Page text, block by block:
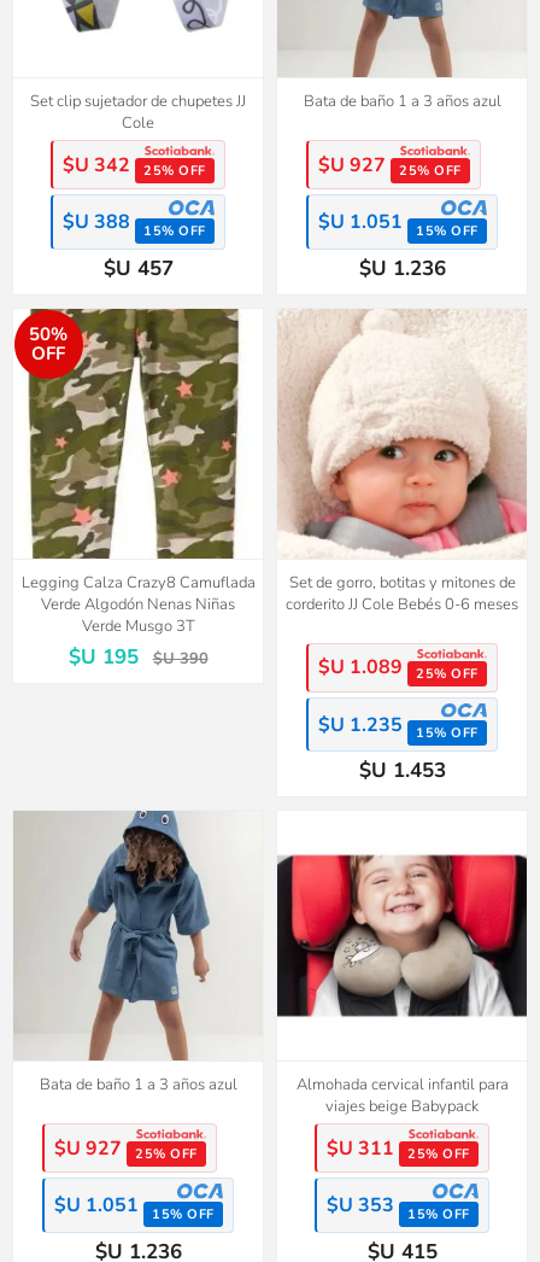
Set clip sujetador de chupetes JJ
Cole
$U 342 25% OFF
$U 388 15% OFF
$U 457
Bata de baño 1 a 3 años azul
$U 927 25% OFF
$U 1.051 15% OFF
$U 1.236
50%
OFF
Legging Calza Crazy8 Camuflada
Verde Algodón Nenas Niñas
Verde Musgo 3T
$U 195 $U 390
Set de gorro, botitas y mitones de
corderito JJ Cole Bebés 0-6 meses
$U 1.089 25% OFF
$U 1.235 15% OFF
$U 1.453
Bata de baño 1 a 3 años azul
$U 927 25% OFF
$U 1.051 15% OFF
$U 1.236
Almohada cervical infantil para
viajes beige Babypack
$U 311 25% OFF
$U 353 15% OFF
$U 415